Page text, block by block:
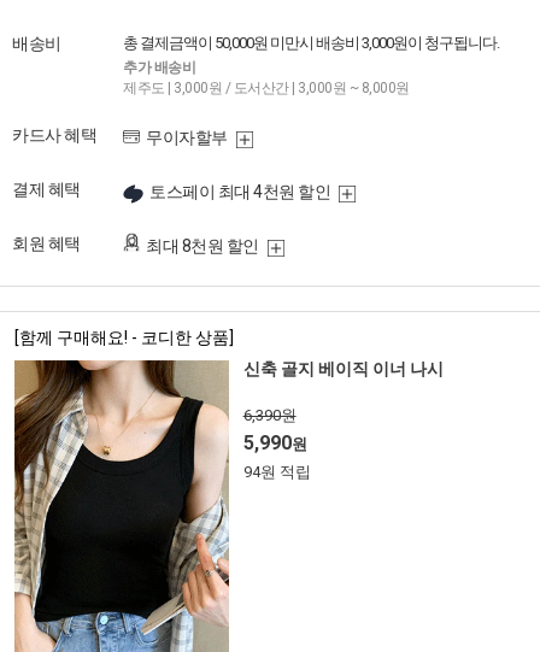
배송비 총 결제금액이 50,000원 미만시 배송비 3,000원이 청구됩니다.
추가 배송비
제주도 | 3,000원 / 도서산간 | 3,000원 ~ 8,000원
카드사 혜택 무이자할부
결제 혜택 토스페이 최대 4천원 할인
회원 혜택 최대 8천원 할인
[함께 구매해요! - 코디한 상품]
신축 골지 베이직 이너 나시
6,390원
5,990원
94원 적립